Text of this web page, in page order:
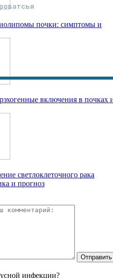
почки: симптомы и
включения в почках
светлоклеточного рака
и прогноз